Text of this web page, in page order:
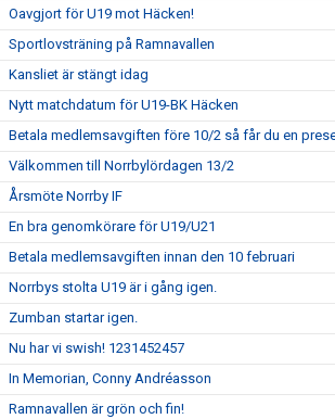
Oavgjort för U19 mot Häcken!
Sportlovsträning på Ramnavallen
Kansliet är stängt idag
Nytt matchdatum för U19-BK Häcken
Betala medlemsavgiften före 10/2 så får du en
Välkommen till Norrbylördagen 13/2
Årsmöte Norrby IF
En bra genomkörare för U19/U21
Betala medlemsavgiften innan den 10 februari
Norrbys stolta U19 är i gång igen.
Zumban startar igen.
Nu har vi swish! 1231452457
In Memorian, Conny Andréasson
Ramnavallen är grön och fin!